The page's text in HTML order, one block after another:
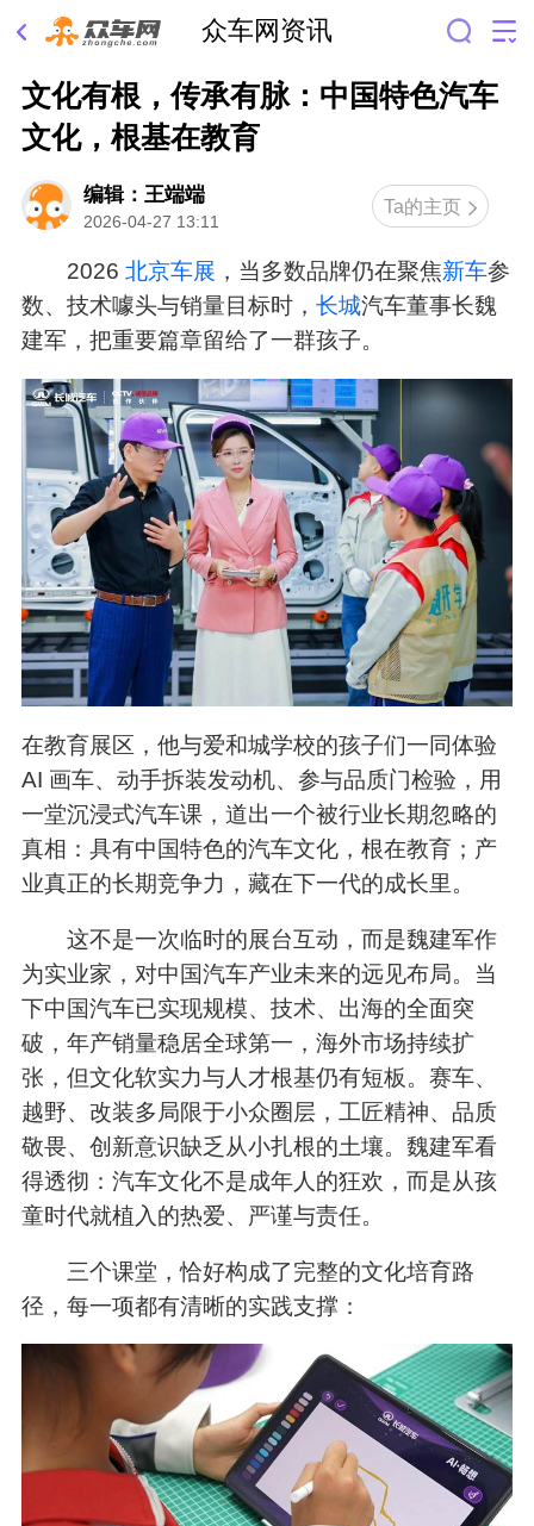
众车网资讯
文化有根，传承有脉：中国特色汽车
文化，根基在教育
编辑：王端端
2026-04-27 13:11
Ta的主页
2026北京车展 ，当多数品牌仍在聚焦新车参
数、技术噱头与销量目标时， 长城汽车董事长魏
建军，把重要篇章留给了一群孩子。
在教育展区，他与爱和城学校的孩子们一同体验
AI 画车、动手拆装发动机、参与品质门检验，用
一堂沉浸式汽车课，道出一个被行业长期忽略的
真相：具有中国特色的汽车文化，根在教育；产
业真正的长期竞争力，藏在下一代的成长里。
这不是一次临时的展台互动，而是魏建军作
为实业家，对中国汽车产业未来的远见布局。当
下中国汽车已实现规模、技术、出海的全面突
破，年产销量稳居全球第一，海外市场持续扩
张，但文化软实力与人才根基仍有短板。赛车、
越野、改装多局限于小众圈层，工匠精神、品质
敬畏、创新意识缺乏从小扎根的土壤。魏建军看
得透彻：汽车文化不是成年人的狂欢，而是从孩
童时代就植入的热爱、严谨与责任。
三个课堂，恰好构成了完整的文化培育路
径，每一项都有清晰的实践支撑：